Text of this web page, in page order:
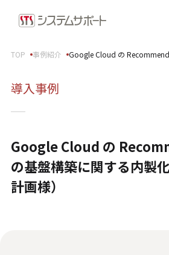
ソリューション・プロダクト
企業情報
会社概要
サステナビリティ方針
環境（E）
社会（S）
TOP 事例紹介 Google Cloud の
導入事例
Google Cloud の
の基盤構築に関する内製
計画様）